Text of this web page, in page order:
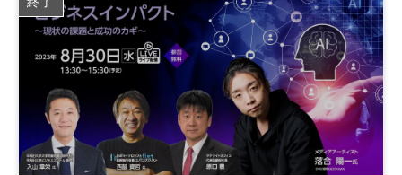
日経オンラインセミナー